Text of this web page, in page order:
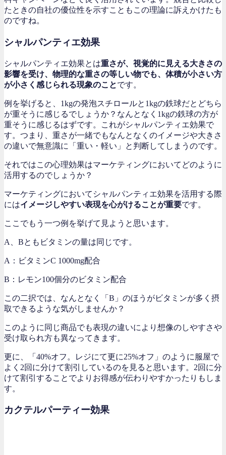
たときの自社の優位性を示すこともこの理論に訴えかけたも
のですね。
シャルパンティエ効果
シャルパンティエ効果とは重さが、視覚的に見える大きさの
影響を受け、物理的な重さの等しい物でも、体積が小さい方
が小さく感じられる現象のことです。
例を挙げると、1kgの発泡スチロールと1kgの鉄球だとどちら
が重そうに感じるでしょうか？なんとなく1kgの鉄球の方が
重そうに感じるはずです。これがシャルパンティエ効果で
す。つまり、重さが一緒でもなんとなくのイメージや大きさ
の違いで無意識に「重い・軽い」と判断してしまうのです。
それではこの心理効果はマーケティングにおいてどのように
活用するのでしょうか？
マーケティングにおいてシャルパンティエ効果を活用する際
にはイメージしやすい表現を心がけることが重要です。
ここでもう一つ例を挙げて見ようと思います。
A、Bともビタミンの量は同じです。
A：ビタミンC 1000mg配合
B：レモン100個分のビタミン配合
この二択では、なんとなく「B」のほうがビタミンが多く摂
取できるような気がしませんか？
このように同じ商品でも表現の違いにより想像のしやすさや
受け取られ方も異なってきます。
更に、「40%オフ。レジにて更に25%オフ」のように服屋で
よく2回に分けて割引しているのを見ると思います。2回に分
けて割引することでよりお得感が伝わりやすかったりもしま
す。
カクテルパーティー効果